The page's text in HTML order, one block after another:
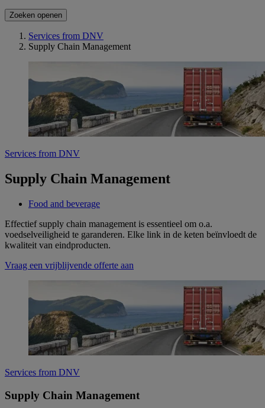
Zoeken openen
Services from DNV
Supply Chain Management
Services from DNV
Supply Chain Management
Food and beverage
Effectief supply chain management is essentieel om o.a.
voedselveiligheid te garanderen. Elke link in de keten beïnvloedt de
kwaliteit van eindproducten.
Vraag een vrijblijvende offerte aan
Services from DNV
Supply Chain Management